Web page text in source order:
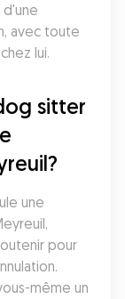
avec toute
lui.
sitter
une
pour
même un